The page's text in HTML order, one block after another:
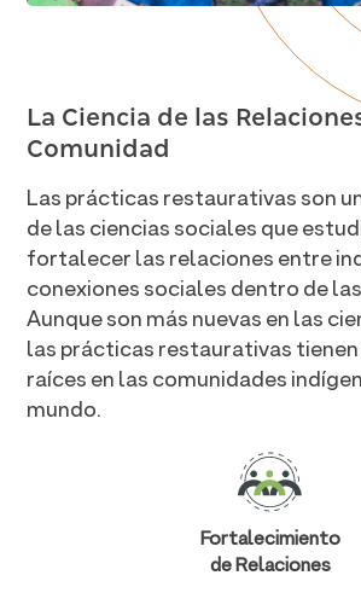
La Ciencia de las
Comunidad
Las prácticas restaurativas son
de las ciencias sociales que
fortalecer las relaciones entre
conexiones sociales dentro de
Aunque son más nuevas en las
las prácticas restaurativas
raíces en las comunidades
mundo.
Fortalecimiento
de Relaciones